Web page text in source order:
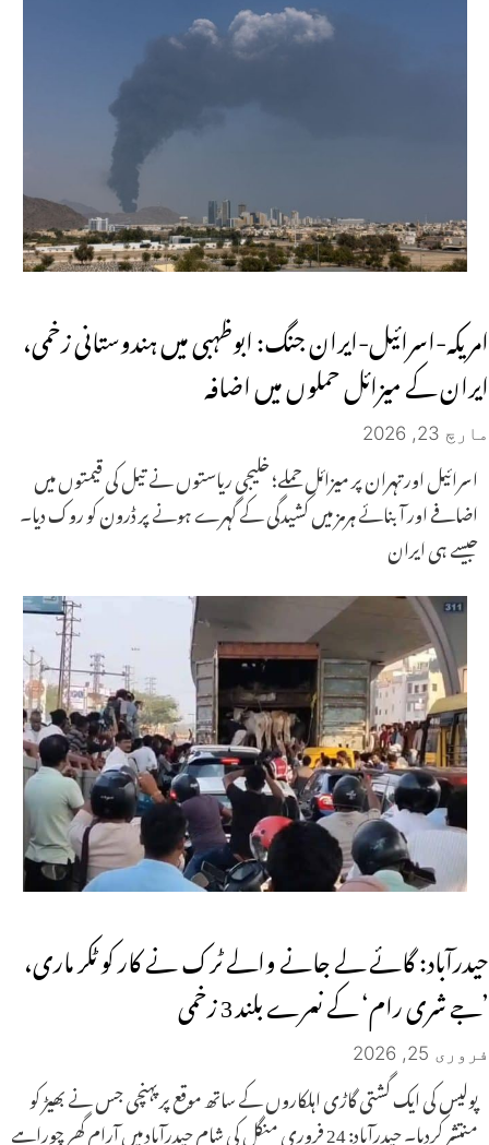
امریکہ-اسرائیل-ایران جنگ: ابوظہبی میں ہندوستانی زخمی،
ایران کے میزائل حملوں میں اضافہ
مارچ 23, 2026
اسرائیل اور تہران پر میزائل حملے؛ خلیجی ریاستوں نے تیل کی قیمتوں میں
اضافے اور آبنائے ہرمز میں کشیدگی کے گہرے ہونے پر ڈرون کو روک دیا۔
جیسے ہی ایران
حیدرآباد: گائے لے جانے والے ٹرک نے کار کو ٹکر ماری،
’جے شری رام‘ کے نعرے بلند 3 زخمی
فروری 25, 2026
پولیس کی ایک گشتی گاڑی اہلکاروں کے ساتھ موقع پر پہنچی جس نے بھیڑ کو
منتشر کردیا۔ حیدرآباد: 24 فروری منگل کی شام حیدرآباد میں آرام گھر چوراہے